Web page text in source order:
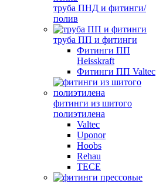
труба ПНД и фитинги/
полив
труба ПП и фитинги
Фитинги ПП
Heisskraft
Фитинги ПП Valtec
фитинги из шитого
полиэтилена
Valtec
Uponor
Hoobs
Rehau
TECE